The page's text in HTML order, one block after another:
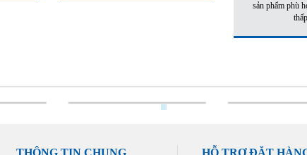
sản phẩm phù
THÔNG TIN CHUNG HỖ TRỢ ĐẶT